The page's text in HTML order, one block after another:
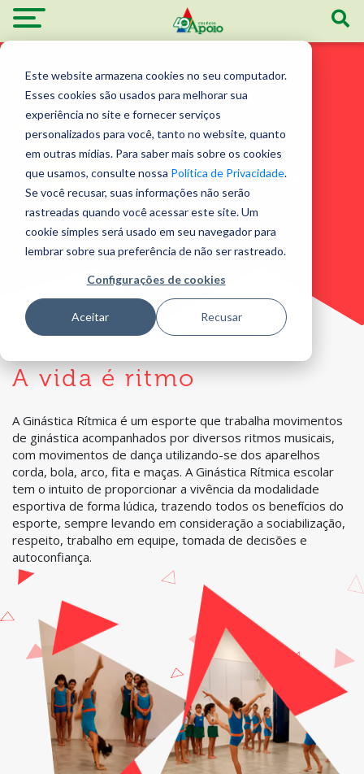
Este website armazena cookies no seu computador.
Esses cookies são usados ​​para melhorar sua
experiência no site e fornecer serviços
personalizados para você, tanto no website, quanto
em outras mídias. Para saber mais sobre os cookies
que usamos, consulte nossa Política de Privacidade.
Se você recusar, suas informações não serão
rastreadas quando você acessar este site. Um
cookie simples será usado em seu navegador para
lembrar sobre sua preferência de não ser rastreado.
Configurações de cookies
Aceitar Recusar
Atividades de
Extensão Curricular
Ginástica Rítmica
A vida é ritmo
A Ginástica Rítmica é um esporte que trabalha movimentos
de ginástica acompanhados por diversos ritmos musicais,
com movimentos de dança utilizando-se dos aparelhos
corda, bola, arco, fita e maças. A Ginástica Rítmica escolar
tem o intuito de proporcionar a vivência da modalidade
esportiva de forma lúdica, trazendo todos os benefícios do
esporte, sempre levando em consideração a sociabilização,
respeito, trabalho em equipe, tomada de decisões e
autoconfiança.